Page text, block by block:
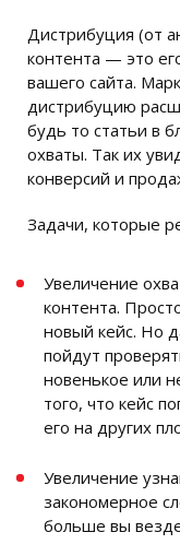
Дистрибуция (от
контента — это
вашего сайта.
дистрибуцию
будь то статьи в
охваты. Так их
конверсий и
Задачи, которые
Увеличение
контента.
новый кейс. Но
пойдут
новенькое или
того, что кейс
его на других
Увеличение
закономерное
больше вы